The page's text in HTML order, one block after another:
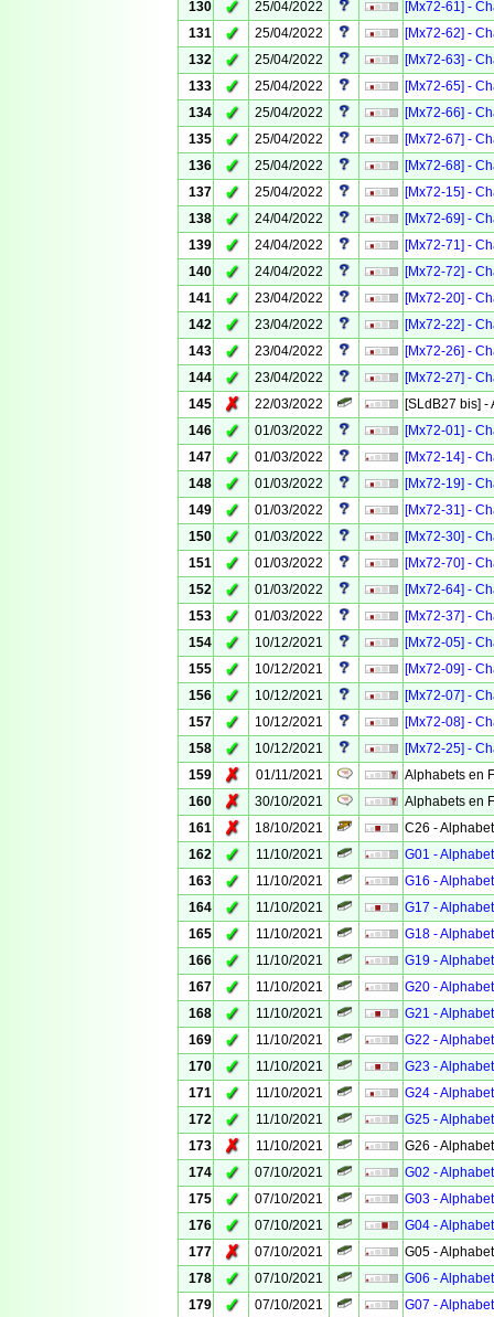
130 ✓ 25/04/2022
[Mx72-61] -
131
✓ 25/04/2022
[Mx72-62] -
132
✓ 25/04/2022
[Mx72-63] -
133
✓ 25/04/2022
[Mx72-65] -
134
✓ 25/04/2022
[Mx72-66] -
135
✓ 25/04/2022
[Mx72-67] -
136
✓ 25/04/2022
[Mx72-68] -
137
✓ 25/04/2022
[Mx72-15] -
138
✓ 24/04/2022
[Mx72-69] -
139
✓ 24/04/2022
[Mx72-71] -
140
✓ 24/04/2022
[Mx72-72] -
141
✓ 23/04/2022
[Mx72-20] -
142
✓ 23/04/2022
[Mx72-22] -
143
✓ 23/04/2022
[Mx72-26] -
144
✓ 23/04/2022
[Mx72-27] -
145
✗ 22/03/2022
[SLdB27 bis] -
146
✓ 01/03/2022
[Mx72-01] -
147
✓ 01/03/2022
[Mx72-14] -
148
✓ 01/03/2022
[Mx72-19] -
149
✓ 01/03/2022
[Mx72-31] -
150
✓ 01/03/2022
[Mx72-30] -
151
✓ 01/03/2022
[Mx72-70] -
152
✓ 01/03/2022
[Mx72-64] -
153
✓ 01/03/2022
[Mx72-37] -
154
✓ 10/12/2021
[Mx72-05] -
155
✓ 10/12/2021
[Mx72-09] -
156
✓ 10/12/2021
[Mx72-07] -
157
✓ 10/12/2021
[Mx72-08] -
158
✓ 10/12/2021
[Mx72-25] -
159
✗ 01/11/2021
Alphabets en
160
✗ 30/10/2021
Alphabets en
161
✗ 18/10/2021
C26 -
162
✓ 11/10/2021
G01 -
163
✓ 11/10/2021
G16 -
164
✓ 11/10/2021
G17 -
165
✓ 11/10/2021
G18 -
166
✓ 11/10/2021
G19 -
167
✓ 11/10/2021
G20 -
168
✓ 11/10/2021
G21 -
169
✓ 11/10/2021
G22 -
170
✓ 11/10/2021
G23 -
171
✓ 11/10/2021
G24 -
172
✓ 11/10/2021
G25 -
173
✗ 11/10/2021
G26 -
174
✓ 07/10/2021
G02 -
175
✓ 07/10/2021
G03 -
176
✓ 07/10/2021
G04 -
177
✗ 07/10/2021
G05 -
178
✓ 07/10/2021
G06 -
179
✓ 07/10/2021
G07 -